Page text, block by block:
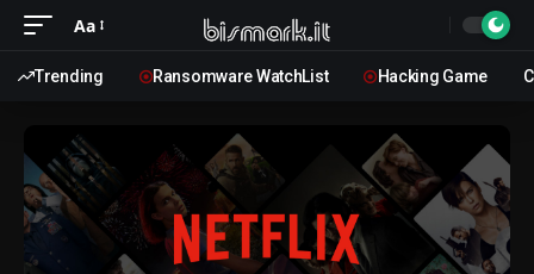
Aa
Trending Ransomware WatchList Hacking Game